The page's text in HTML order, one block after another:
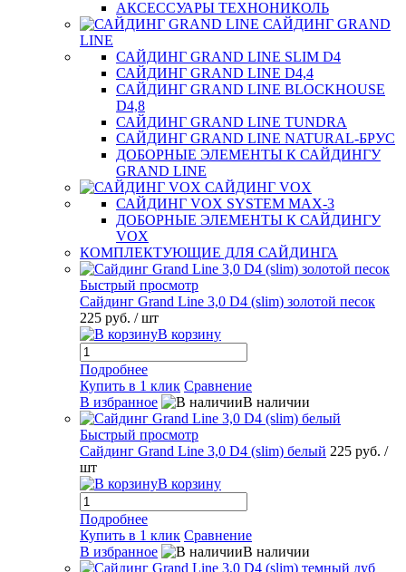
АКСЕССУАРЫ ТЕХНОНИКОЛЬ
САЙДИНГ GRAND
LINE
САЙДИНГ GRAND LINE SLIM D4
САЙДИНГ GRAND LINE D4,4
САЙДИНГ GRAND LINE BLOCKHOUSE
D4,8
САЙДИНГ GRAND LINE TUNDRA
САЙДИНГ GRAND LINE NATURAL-БРУС
ДОБОРНЫЕ ЭЛЕМЕНТЫ К САЙДИНГУ
GRAND LINE
САЙДИНГ VOX
САЙДИНГ VOX SYSTEM MAX-3
ДОБОРНЫЕ ЭЛЕМЕНТЫ К САЙДИНГУ
VOX
КОМПЛЕКТУЮЩИЕ ДЛЯ САЙДИНГА
Быстрый просмотр
Сайдинг Grand Line 3,0 D4 (slim) золотой песок
225 руб. / шт
В корзину
Подробнее
Купить в 1 клик Сравнение
В избранное
В наличии
Быстрый просмотр
Сайдинг Grand Line 3,0 D4 (slim) белый 225 руб. /
шт
В корзину
Подробнее
Купить в 1 клик Сравнение
В избранное
В наличии